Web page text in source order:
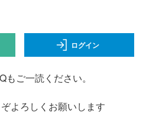
ログイン
ご一読ください。
よろしくお願いします